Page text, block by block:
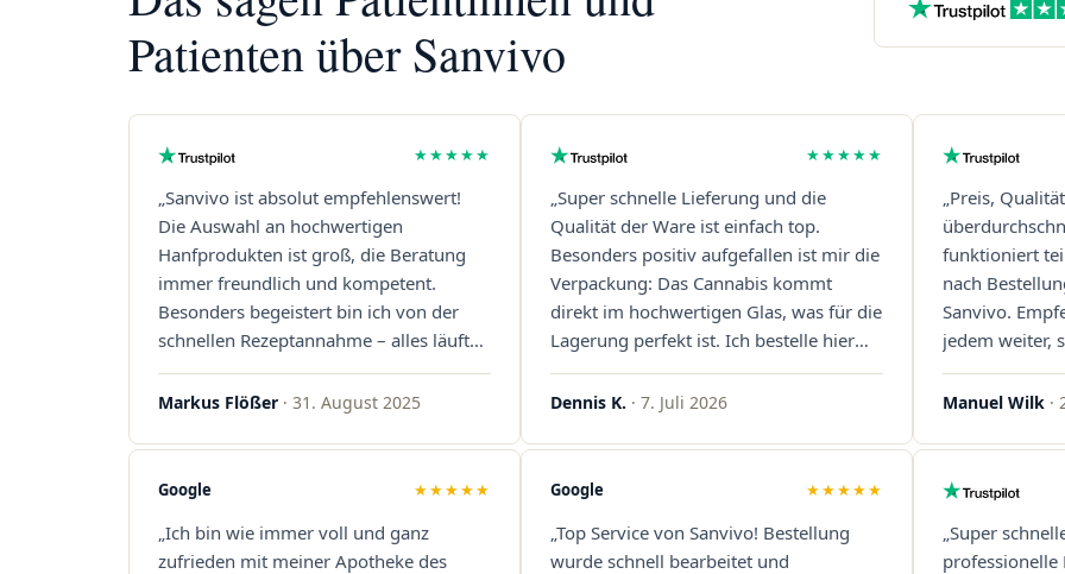
Patienten über Sanvivo
★★★★★
„Sanvivo ist absolut empfehlenswert!
Die Auswahl an hochwertigen
Hanfprodukten ist groß, die Beratung
immer freundlich und kompetent.
Besonders begeistert bin ich von der
schnellen Rezeptannahme – alles läuft
unkompliziert und reibungslos. Auch die
Lieferungen sind extrem zügig, was mir
dass hier Qualität, Service und
Kundenzufriedenheit an erster Stelle
Sanvivo – ich bin rundum begeistert!"
Markus Flößer · 31. August 2025
★★★★★
„Super schnelle Lieferung und die
Qualität der Ware ist einfach top.
Besonders positiv aufgefallen ist mir die
Verpackung: Das Cannabis kommt
direkt im hochwertigen Glas, was für die
Lagerung perfekt ist. Ich bestelle hier
definitiv wieder!"
Dennis K. · 7. Juli 2026
„Preis,
funktioniert
nach
Sanvivo.
jedem weiter,
Immer wieder
Manuel Wilk ·
Google ★★★★★
„Ich bin wie immer voll und ganz
zufrieden mit meiner Apotheke des
Google ★★★★★
„Top Service von Sanvivo! Bestellung
wurde schnell bearbeitet und
„Super
professionelle